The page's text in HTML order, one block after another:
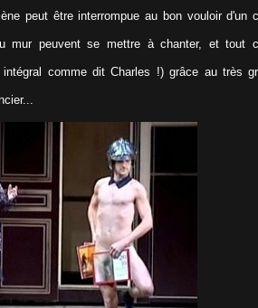
peut être interrompue au bon vouloir d'un
mur peuvent se mettre à chanter, et tout
comme dit Charles !) grâce au très